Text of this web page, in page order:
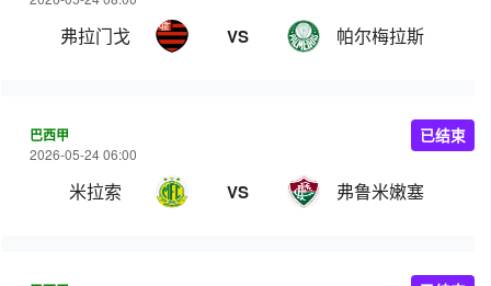
弗拉门戈 VS 帕尔梅拉斯
巴西甲
2026-05-24 06:00
米拉索 VS 弗鲁米嫩塞
已结束